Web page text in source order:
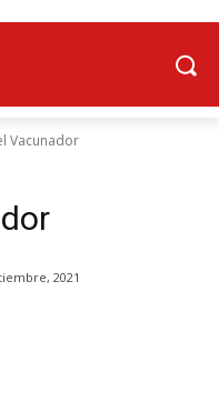
Vacunador
2021